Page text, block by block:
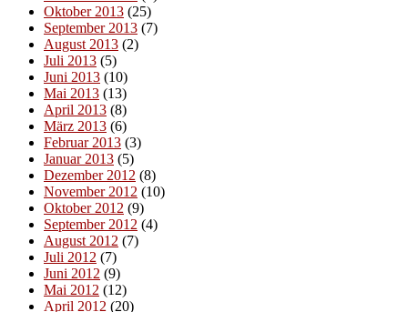
Oktober 2013 (25)
September 2013 (7)
August 2013 (2)
Juli 2013 (5)
Juni 2013 (10)
Mai 2013 (13)
April 2013 (8)
März 2013 (6)
Februar 2013 (3)
Januar 2013 (5)
Dezember 2012 (8)
November 2012 (10)
Oktober 2012 (9)
September 2012 (4)
August 2012 (7)
Juli 2012 (7)
Juni 2012 (9)
Mai 2012 (12)
April 2012 (20)